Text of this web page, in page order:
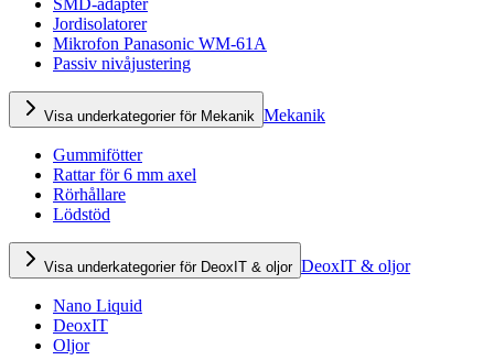
Jordisolatorer
Mikrofon Panasonic WM-61A
Passiv nivåjustering
Visa underkategorier för Mekanik Mekanik
Gummifötter
Rattar för 6 mm axel
Rörhållare
Lödstöd
Visa underkategorier för DeoxIT & oljor DeoxIT & oljor
Nano Liquid
DeoxIT
Oljor